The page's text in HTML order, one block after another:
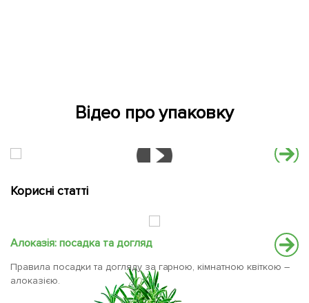
Відео про упаковку
Корисні статті
Алоказія: посадка та догляд
Правила посадки та догляду за гарною, кімнатною квіткою –
алоказією.